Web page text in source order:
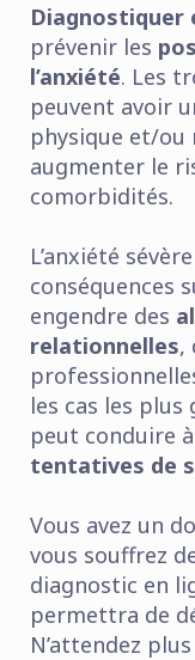
Diagnostiquer
prévenir les
l’anxiété. Les
peuvent avoir
physique et/ou
augmenter le
comorbidités.
L’anxiété
conséquences
engendre des
relationnelles,
les cas les plus
peut conduire
tentatives de
Vous avez un
vous souffrez
diagnostic en
permettra de
N’attendez